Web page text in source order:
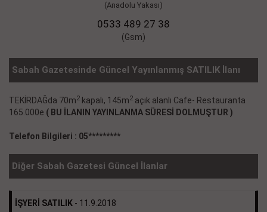
(Anadolu Yakası)
0533 489 27 38
(Gsm)
Sabah Gazetesinde Güncel Yayınlanmış SATILIK İlanı
TEKİRDAĞda 70m2 kapalı, 145m2 açık alanlı Cafe- Restauranta
165.000e ( BU İLANIN YAYINLANMA SÜRESİ DOLMUŞTUR )
Telefon Bilgileri : 05*********
Diğer Sabah Gazetesi Güncel İlanlar
İŞYERİ SATILIK - 11.9.2018